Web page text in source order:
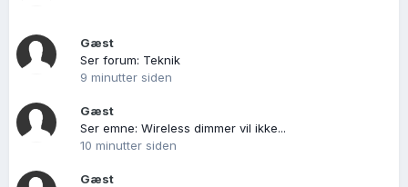
Gæst
Ser forum: Teknik
9 minutter siden
Gæst
Ser emne: Wireless dimmer vil ikke...
10 minutter siden
Gæst